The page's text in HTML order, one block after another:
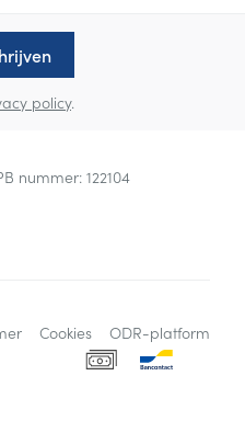
policy.
nummer: 122104
Cookies ODR-platform